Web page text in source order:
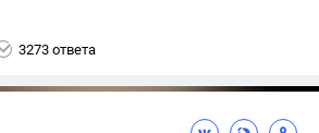
3273 ответа